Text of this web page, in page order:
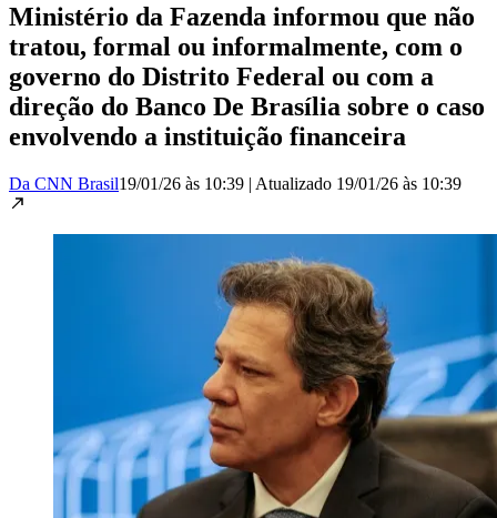
Ministério da Fazenda informou que não
tratou, formal ou informalmente, com o
governo do Distrito Federal ou com a
direção do Banco De Brasília sobre o caso
envolvendo a instituição financeira
Da CNN Brasil19/01/26 às 10:39 | Atualizado 19/01/26 às 10:39